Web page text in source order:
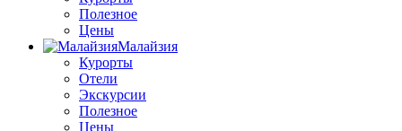
Полезное
Цены
Малайзия
Курорты
Отели
Экскурсии
Полезное
Цены